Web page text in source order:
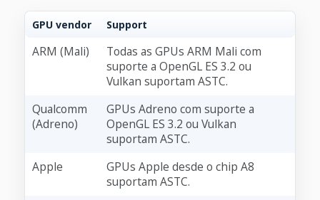
GPU vendor Support
ARM (Mali)
Todas as GPUs ARM Mali com
suporte a OpenGL ES 3.2 ou
Vulkan suportam ASTC.
Qualcomm
(Adreno)
GPUs Adreno com suporte a
OpenGL ES 3.2 ou Vulkan
suportam ASTC.
Apple
GPUs Apple desde o chip A8
suportam ASTC.